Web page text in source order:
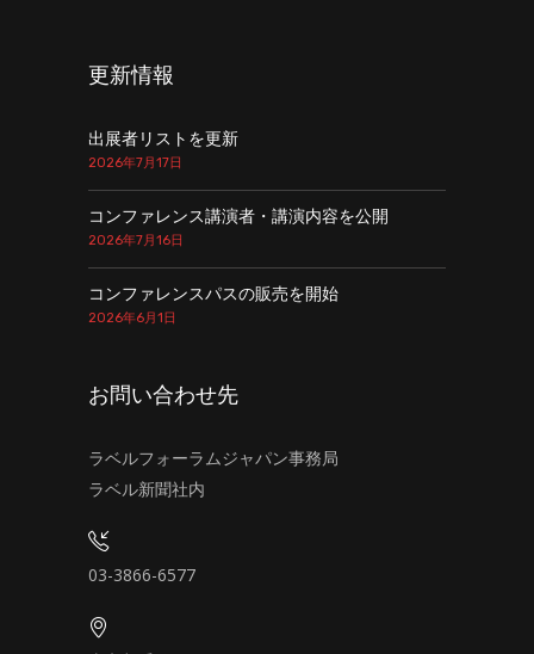
更新情報
出展者リストを更新
2026年7月17日
コンファレンス講演者・講演内容を公開
2026年7月16日
コンファレンスパスの販売を開始
2026年6月1日
お問い合わせ先
ラベルフォーラムジャパン事務局
ラベル新聞社内
03-3866-6577